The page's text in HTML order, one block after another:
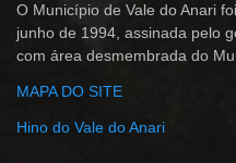
O Município de Vale do Anari
junho de 1994, assinada pelo
com área desmembrada do
MAPA DO SITE
Hino do Vale do Anari